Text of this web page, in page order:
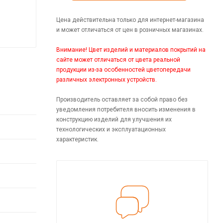
Цена действительна только для интернет-магазина
и может отличаться от цен в розничных магазинах.
Внимание! Цвет изделий и материалов покрытий на
сайте может отличаться от цвета реальной
продукции из-за особенностей цветопередачи
различных электронных устройств.
Производитель оставляет за собой право без
уведомления потребителя вносить изменения в
конструкцию изделий для улучшения их
технологических и эксплуатационных
характеристик.